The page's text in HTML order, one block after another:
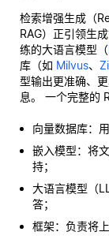
检索增强生成（
RAG）正引领生
练的大语言模型（
库（如 Milvus、
型输出更准确、
息。 一个完整的
向量数据库：
嵌入模型：将
持；
大语言模型（
答；
框架：负责将